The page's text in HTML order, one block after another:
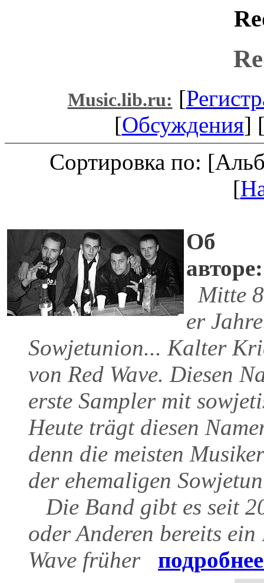
Music.lib.ru: [
[Обсуждения]
Сортировка по:
[
Об
авторе:
Mitte
er
Sowjetunion... Kalter
von Red Wave. Diesen
erste Sampler mit
Heute trägt diesen
denn die meisten
der ehemaligen
Die Band gibt es seit
oder Anderen bereits
Wave früher